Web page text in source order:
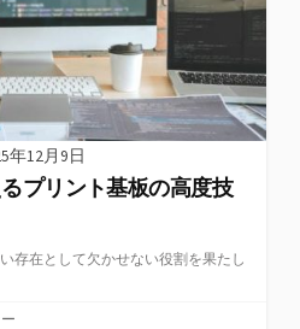
年12月9日
プリント基板の高度技
存在として欠かせない役割を果たし